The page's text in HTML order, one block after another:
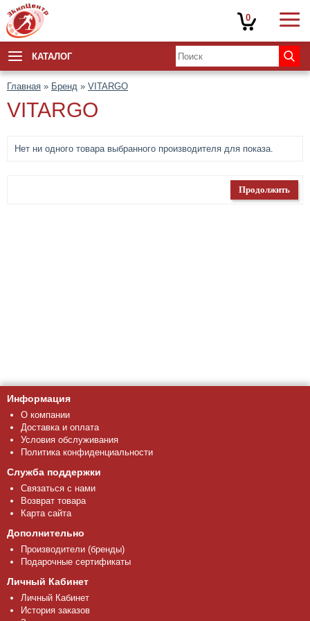
КАТАЛОГ
Главная » Бренд » VITARGO
VITARGO
Нет ни одного товара выбранного производителя для показа.
Продолжить
Информация
О компании
Доставка и оплата
Условия обслуживания
Политика конфиденциальности
Служба поддержки
Связаться с нами
Возврат товара
Карта сайта
Дополнительно
Производители (бренды)
Подарочные сертификаты
Личный Кабинет
Личный Кабинет
История заказов
0